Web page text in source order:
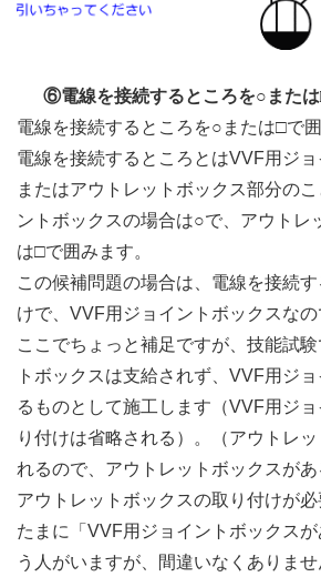
⑥電線を接続するところを○また
電線を接続するところを○または□で囲
電線を接続するところとはVVF用ジ
またはアウトレットボックス部分の
ントボックスの場合は○で、アウトレ
は□で囲みます。
この候補問題の場合は、電線を接続
けで、VVF用ジョイントボックスなの
ここでちょっと補足ですが、技能試
トボックスは支給されず、VVF用ジ
るものとして施工します（VVF用ジ
り付けは省略される）。（アウトレ
れるので、アウトレットボックスが
アウトレットボックスの取り付けが必
たまに「VVF用ジョイントボックス
う人がいますが、間違いなくありませ